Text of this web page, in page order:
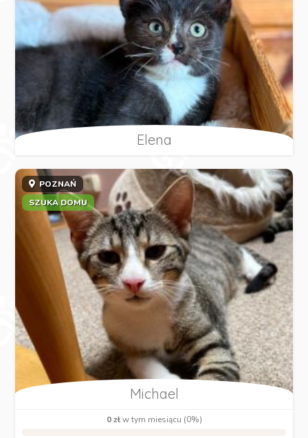
Elena
POZNAŃ
SZUKA DOMU
Michael
0 złw tym miesiącu (0%)